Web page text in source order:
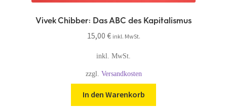
Vivek Chibber: Das ABC des Kapitalismus
15,00 € inkl. MwSt.
inkl. MwSt.
zzgl. Versandkosten
In den Warenkorb